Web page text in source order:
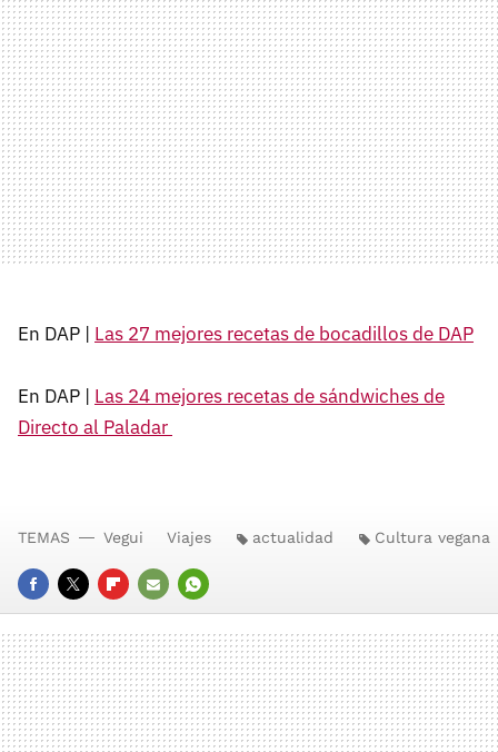
En DAP | Las 27 mejores recetas de bocadillos de DAP
En DAP | Las 24 mejores recetas de sándwiches de
Directo al Paladar
FACEBOOK
TWITTERFLIPBOARD
E-
MAIL
WHATSAPP
TEMAS Vegui Viajes actualidad Cultura vegana